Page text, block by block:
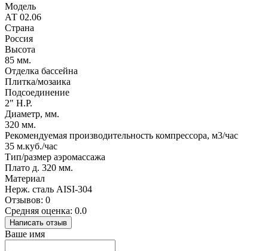
Модель
АТ 02.06
Страна
Россия
Высота
85 мм.
Отделка бассейна
Плитка/мозаика
Подсоединение
2" Н.Р.
Диаметр, мм.
320 мм.
Рекомендуемая производительность компрессора, м3/час
35 м.куб./час
Тип/размер аэромассажа
Плато д. 320 мм.
Материал
Нерж. сталь AISI-304
Отзывов: 0
Средняя оценка: 0.0
Написать отзыв
Ваше имя